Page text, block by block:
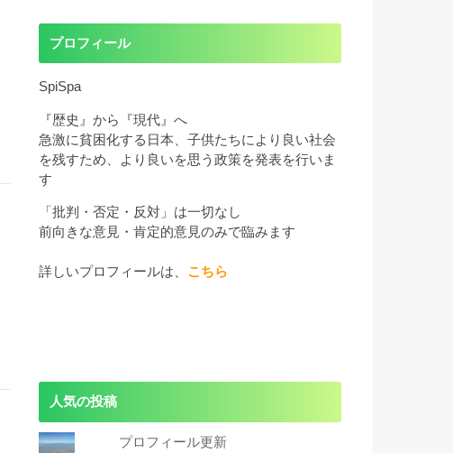
プロフィール
SpiSpa
『歴史』から『現代』へ
急激に貧困化する日本、子供たちにより良い社会
を残すため、より良いを思う政策を発表を行いま
す
「批判・否定・反対」は一切なし
前向きな意見・肯定的意見のみで臨みます
詳しいプロフィールは、 こちら
人気の投稿
プロフィール更新